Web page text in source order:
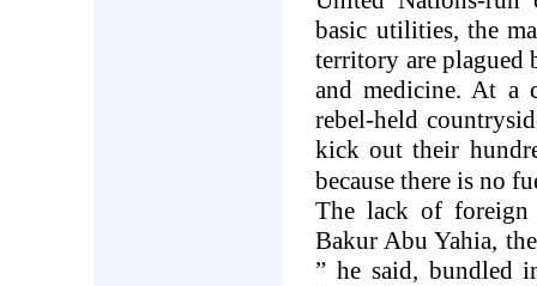
basic utilities, the
territory are plagued
and medicine. At a
rebel-held
kick out their
because there is no
The lack of foreign
Bakur Abu Yahia,
” he said, bundled